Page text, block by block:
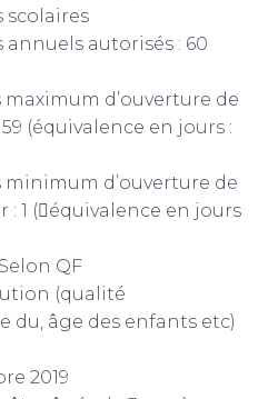
scolaires
autorisés : 60
d’ouverture de
(équivalence en jours :
d’ouverture de
1 (équivalence en jours
QF
(qualité
du, âge des enfants etc)
2019